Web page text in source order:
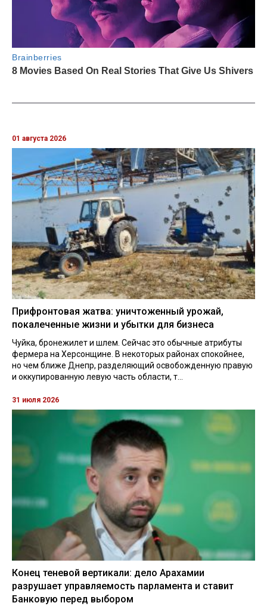
01 августа 2026
Прифронтовая жатва: уничтоженный урожай,
покалеченные жизни и убытки для бизнеса
Чуйка, бронежилет и шлем. Сейчас это обычные атрибуты
фермера на Херсонщине. В некоторых районах спокойнее,
но чем ближе Днепр, разделяющий освобожденную правую
и оккупированную левую часть области, т...
31 июля 2026
Конец теневой вертикали: дело Арахамии
разрушает управляемость парламента и ставит
Банковую перед выбором